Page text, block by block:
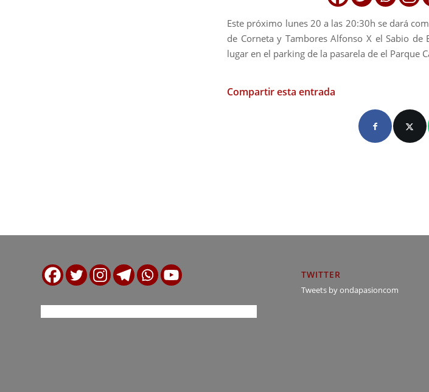
Este próximo lunes 20 a las 20:30h se dará
de Corneta y Tambores Alfonso X el Sabio
lugar en el parking de la pasarela de el Parque
Compartir esta entrada
TWITTER
Tweets by ondapasioncom